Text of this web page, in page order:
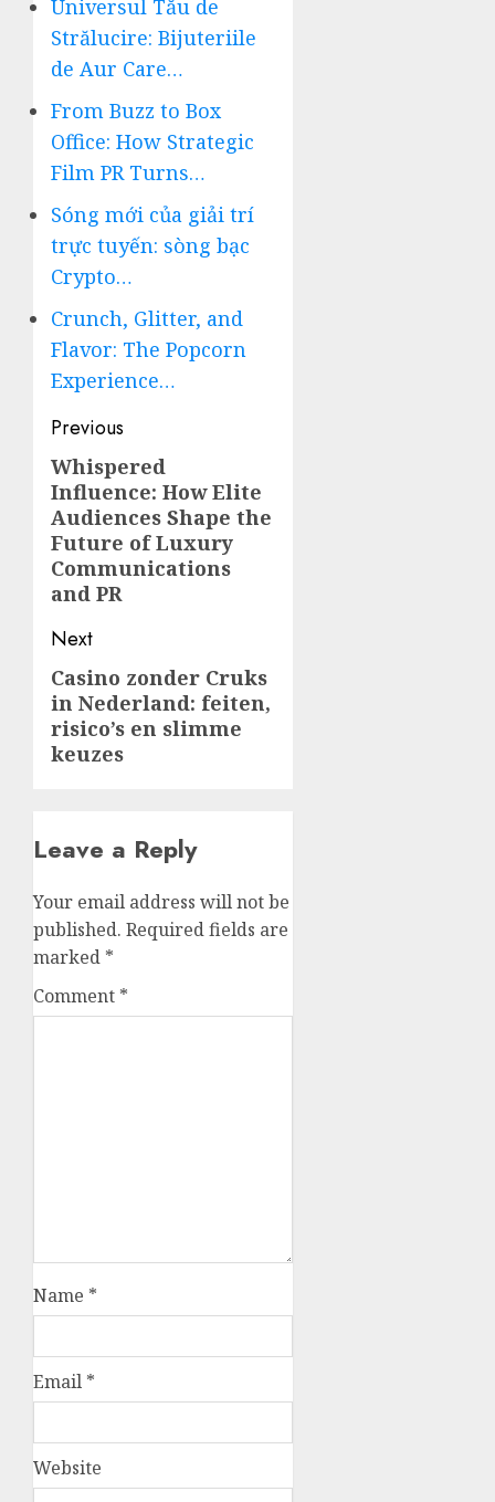
Universul Tău de
Strălucire: Bijuteriile
de Aur Care…
From Buzz to Box
Office: How Strategic
Film PR Turns…
Sóng mới của giải trí
trực tuyến: sòng bạc
Crypto…
Crunch, Glitter, and
Flavor: The Popcorn
Experience…
Post
navigation
Previous
Previous
post:
Whispered
Influence: How Elite
Audiences Shape the
Future of Luxury
Communications
and PR
Next
Next
post:
Casino zonder Cruks
in Nederland: feiten,
risico’s en slimme
keuzes
Leave a Reply
Your email address will not be
published. Required fields are
marked *
Comment *
Name *
Email *
Website